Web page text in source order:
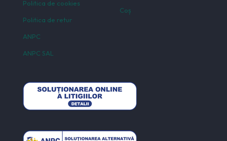
Politica de cookies
Politica de retur
ANPC
ANPC SAL
Coș